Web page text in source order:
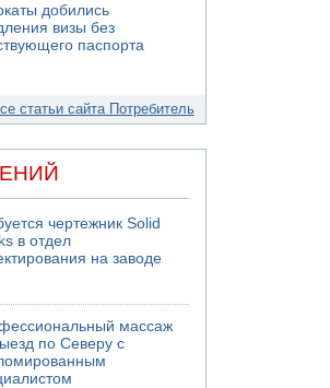
добились
визы без
паспорта
статьи сайта Потребитель
чертежник Solid
в отдел
на заводе
массаж
по Северу с